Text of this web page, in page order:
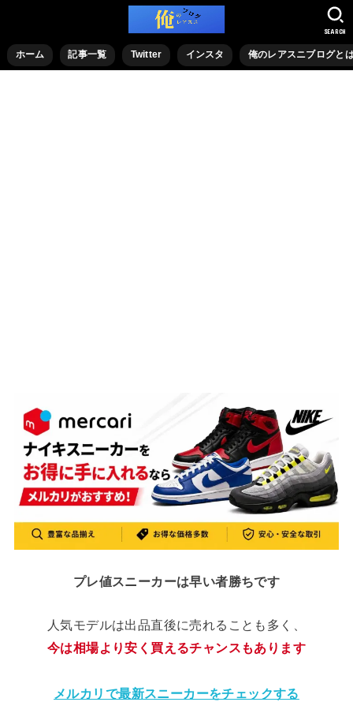
ホーム 記事一覧 Twitter インスタ 俺のレアスニブログと
SEARCH
プレ値スニーカーは早い者勝ちです
人気モデルは出品直後に売れることも多く、
今は相場より安く買えるチャンスもあります
メルカリで最新スニーカーをチェックする